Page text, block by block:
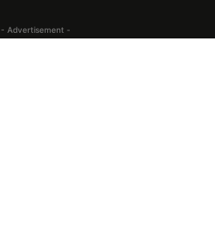
- Advertisement -